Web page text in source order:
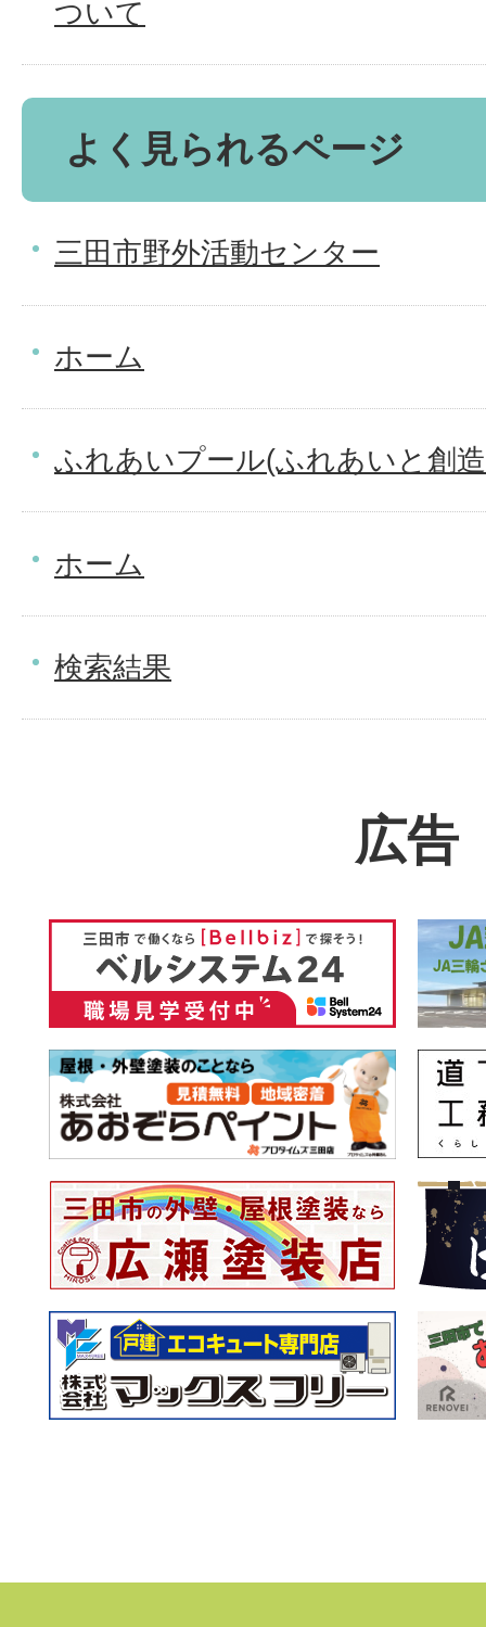
ついて
よく見られるページ
三田市野外活動センター
ホーム
ふれあいプール(ふれあいと創
ホーム
検索結果
広告